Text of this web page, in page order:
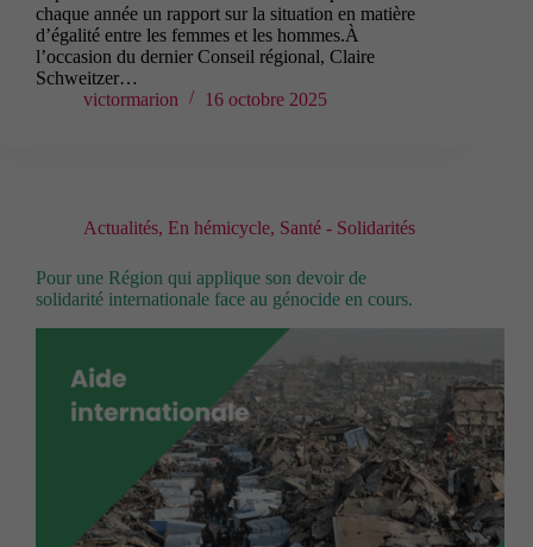
chaque année un rapport sur la situation en matière
d’égalité entre les femmes et les hommes.À
l’occasion du dernier Conseil régional, Claire
Schweitzer…
victormarion
16 octobre 2025
Actualités, En hémicycle, Santé - Solidarités
Pour une Région qui applique son devoir de
solidarité internationale face au génocide en cours.